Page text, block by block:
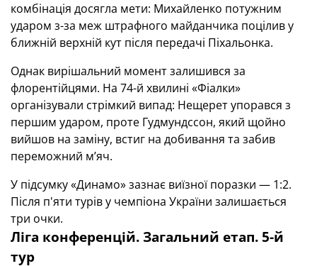
комбінація досягла мети: Михайленко потужним
ударом з-за меж штрафного майданчика поцілив у
ближній верхній кут після передачі Піхальонка.
Однак вирішальний момент залишився за
флорентійцями. На 74-й хвилині «Фіалки»
організували стрімкий випад: Нещерет упорався з
першим ударом, проте Гудмундссон, який щойно
вийшов на заміну, встиг на добивання та забив
переможний м’яч.
У підсумку «Динамо» зазнає виїзної поразки — 1:2.
Після п'яти турів у чемпіона України залишається
три очки.
Ліга конференцій. Загальний етап. 5-й
тур